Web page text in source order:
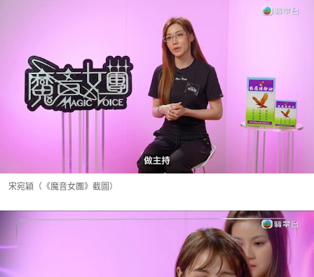
宋宛穎（《魔音女團》截圖）